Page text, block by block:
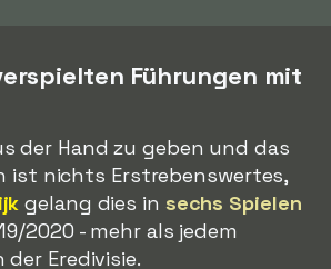
Führungen mit
der Hand zu geben und das
ist nichts Erstrebenswertes,
gelang dies in sechs Spielen
2020 - mehr als jedem
der Eredivisie.